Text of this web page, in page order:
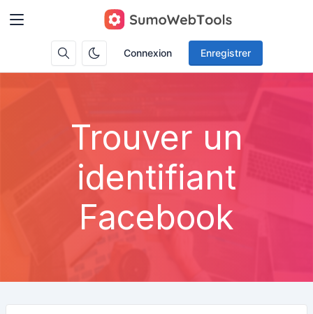
Connexion Enregistrer
Trouver un
identifiant
Facebook